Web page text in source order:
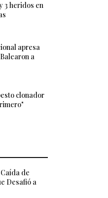
3 heridos en
apresa
a
clonador
de
Desafió a